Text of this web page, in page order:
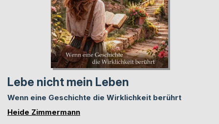
Lebe nicht mein Leben
Wenn eine Geschichte die Wirklichkeit berührt
Heide Zimmermann